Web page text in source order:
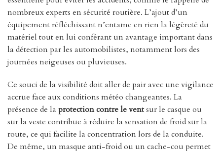
nombreux experts en sécurité routière. L’ajout d’un
équipement réfléchissant n’entame en rien la légèreté du
matériel tout en lui conférant un avantage important dans
la détection par les automobilistes, notamment lors des
journées neigeuses ou pluvieuses.
Ce souci de la visibilité doit aller de pair avec une vigilance
accrue face aux conditions météo changeantes. La
présence de la protection contre le ventsur le casque ou
sur la veste contribue à réduire la sensation de froid sur la
route, ce qui facilite la concentration lors de la conduite.
De même, un masque anti-froid ou un cache-cou permet